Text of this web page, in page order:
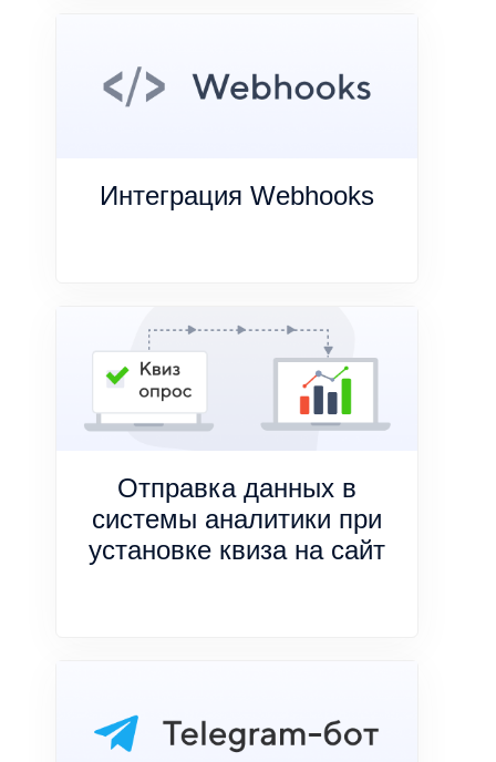
Интеграция Webhooks
Отправка данных в
системы аналитики при
установке квиза на сайт